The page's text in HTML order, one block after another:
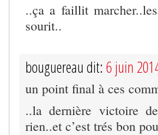
..ça a faillit
sourit..
bouguereau dit: 6 juin
un point final à ces
..la dernière victoire
rien..et c’est trés bon